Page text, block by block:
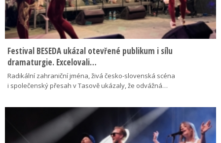
Festival BESEDA ukázal otevřené publikum i sílu
dramaturgie. Excelovali…
Radikální zahraniční jména, živá česko-slovenská scéna
i společenský přesah v Tasově ukázaly, že odvážná…